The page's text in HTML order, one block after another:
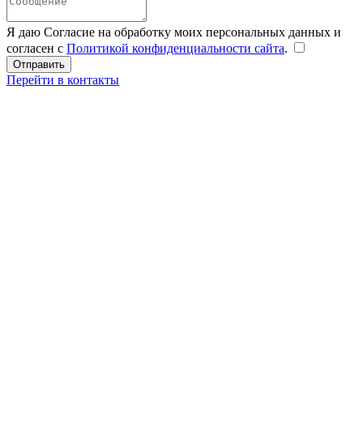
Я даю Согласие на обработку моих персональных данных и
согласен с Политикой конфиденциальности сайта.
Перейти в контакты